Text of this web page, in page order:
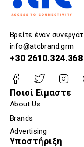
Βρείτε έναν
info@atcbrand.grm
+30 2610.324.368
Ποιοί Είμαστε
About Us
Brands
Advertising
Υποστήριξη